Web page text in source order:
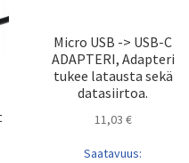
Micro USB -> USB-C
ADAPTERI, Adapteri
tukee latausta sekä
datasiirtoa.
11,03 €
Saatavuus: